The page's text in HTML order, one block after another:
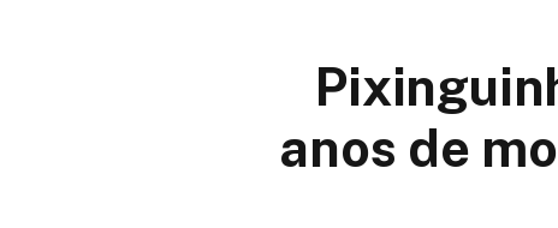
anos de